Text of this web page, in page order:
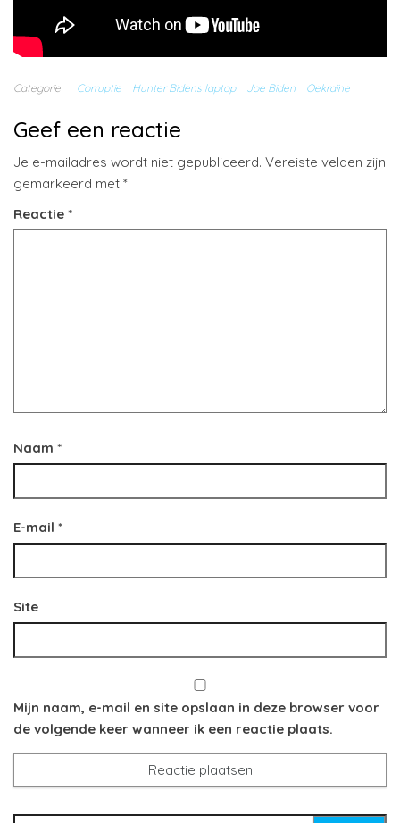
Categorie Corruptie Hunter Bidens laptop Joe Biden Oekraïne
Geef een reactie
Je e-mailadres wordt niet gepubliceerd. Vereiste velden zijn
gemarkeerd met *
Reactie *
Naam *
E-mail *
Site
Mijn naam, e-mail en site opslaan in deze browser voor
de volgende keer wanneer ik een reactie plaats.